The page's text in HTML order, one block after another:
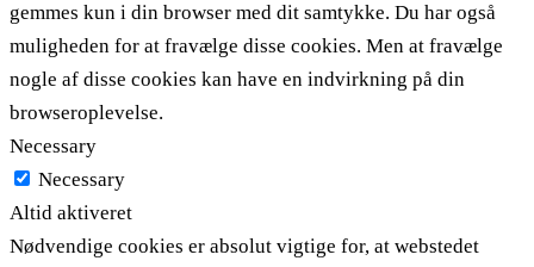
gemmes kun i din browser med dit samtykke. Du har også
muligheden for at fravælge disse cookies. Men at fravælge
nogle af disse cookies kan have en indvirkning på din
browseroplevelse.
Necessary
Necessary
Altid aktiveret
Nødvendige cookies er absolut vigtige for, at webstedet